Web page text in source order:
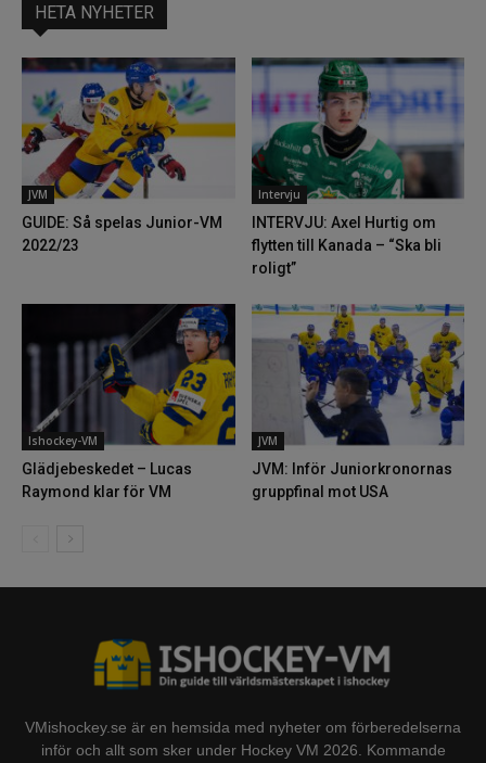
HETA NYHETER
JVM
GUIDE: Så spelas Junior-VM
2022/23
Intervju
INTERVJU: Axel Hurtig om
flytten till Kanada – “Ska bli
roligt”
Ishockey-VM
Glädjebeskedet – Lucas
Raymond klar för VM
JVM
JVM: Inför Juniorkronornas
gruppfinal mot USA
VMishockey.se är en hemsida med nyheter om förberedelserna
inför och allt som sker under Hockey VM 2026. Kommande